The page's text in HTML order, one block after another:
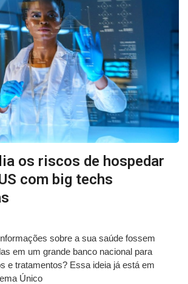
os riscos de hospedar
com big techs
sobre a sua saúde fossem
em um grande banco nacional para
e tratamentos? Essa ideia já está em
Único